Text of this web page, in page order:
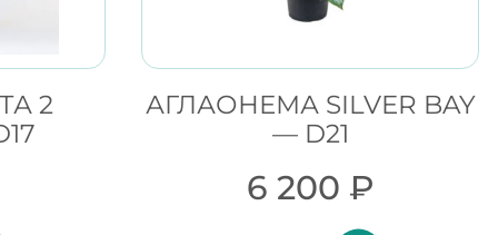
2
АГЛАОНЕМА SILVER BAY
— D21
6 200 ₽